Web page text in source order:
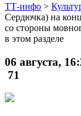
ТТ-инфо >
Сердючка) на
со стороны
в этом разделе
06 августа,
71